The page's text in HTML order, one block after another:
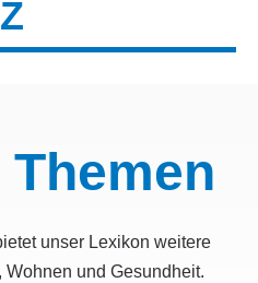
Z
unser Lexikon weitere
Wohnen und Gesundheit.